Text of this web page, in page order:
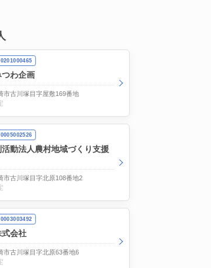
わ企画
市古川塚目字屋敷169番地
動法人農村地域づくり支援
市古川塚目字北原108番地2
会社
市古川塚目字北原63番地6